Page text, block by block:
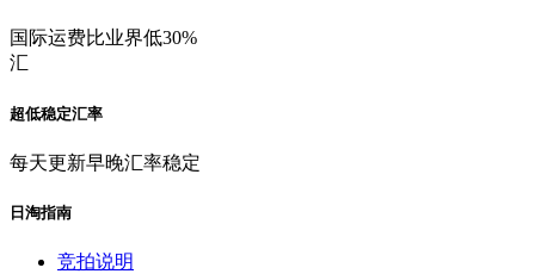
国际运费比业界低30%
汇
超低稳定汇率
每天更新早晚汇率稳定
日淘指南
竞拍说明